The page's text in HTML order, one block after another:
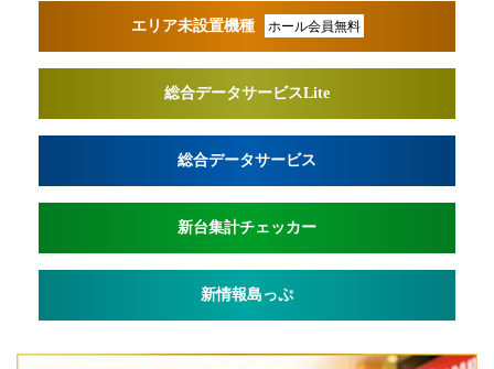
エリア未設置機種 ホール会員無料
総合データサービスLite
総合データサービス
新台集計チェッカー
新情報島っぷ